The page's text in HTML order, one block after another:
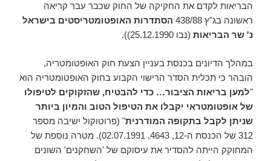
הבריאות לקדם את החקיקה של החוק שכבר עבר קריאה
ראשונה בג"ץ 438/88
הסתדרות האופטומטריסטים בישראל
נ' שר הבריאות (נבו 25.12.1990)).
במהלך הדיונים בכנסת בעניין הצעת חוק האופטומטריה,
הובהר כי תכלית הסדר הרישוי הקבוע בחוק האופטומטריה הוא
"למען בריאות הציבור… כדי להבטיח, שהזקוקים לטיפולו
של אופטומטראי יקבלו את הטיפול הטוב והמיון ביותר
שניתן לקבל בתקופה המודרנית" (פרוטוקול ישיבה מספר
312 של הכנסת ה-12, 4643, 02.07.1991). מטרה נוספת של
המחוקק הייתה להסדיר את עיסוקם של 'השחקנים' השונים